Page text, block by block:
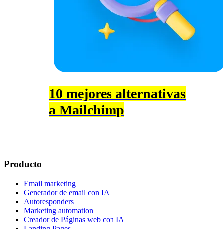
10 mejores alternativas
a Mailchimp
Producto
Email marketing
Generador de email con IA
Autoresponders
Marketing automation
Creador de Páginas web con IA